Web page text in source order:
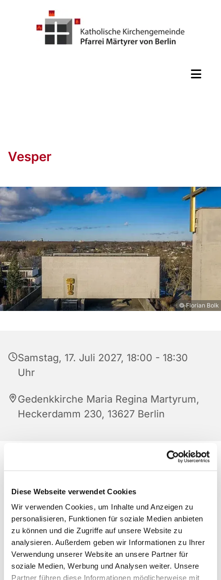
Diese Webseite verwendet Cookies
Wir verwenden Cookies, um Inhalte und Anzeigen zu
personalisieren, Funktionen für soziale Medien anbieten
zu können und die Zugriffe auf unsere Website zu
analysieren. Außerdem geben wir Informationen zu Ihrer
Verwendung unserer Website an unsere Partner für
soziale Medien, Werbung und Analysen weiter. Unsere
Partner führen diese Informationen möglicherweise mit
Vesper
© Florian Bolk
Samstag, 17. Juli 2027, 18:00 - 18:30
Uhr
Gedenkkirche Maria Regina Martyrum,
Heckerdamm 230, 13627 Berlin